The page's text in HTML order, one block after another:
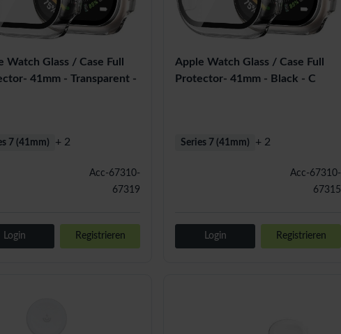
Watch Glass / Case Full
41mm - Transparent -
Acc-67310-
67319
7 (41mm) + 2
Login Registrieren
Apple Watch Glass / Case Full
Protector- 41mm - Black - C
Acc-67310-
67315
Series 7 (41mm) + 2
Login Registrieren